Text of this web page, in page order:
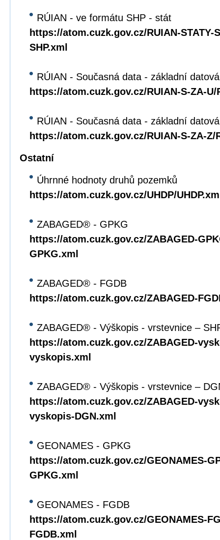
RÚIAN - ve formátu SHP - stát
https://atom.cuzk.gov.cz/RUIAN-STATY-
SHP.xml
RÚIAN - Současná data - základní
https://atom.cuzk.gov.cz/RUIAN-S-ZA-U/
RÚIAN - Současná data - základní
https://atom.cuzk.gov.cz/RUIAN-S-ZA-Z/
Ostatní
Úhrnné hodnoty druhů pozemků
https://atom.cuzk.gov.cz/UHDP/
ZABAGED® - GPKG
https://atom.cuzk.gov.cz/ZABAGED-
GPKG.xml
ZABAGED® - FGDB
https://atom.cuzk.gov.cz/ZABAGED-
ZABAGED® - Výškopis - vrstevnice –
https://atom.cuzk.gov.cz/ZABAGED-
vyskopis.xml
ZABAGED® - Výškopis - vrstevnice –
https://atom.cuzk.gov.cz/ZABAGED-
vyskopis-DGN.xml
GEONAMES - GPKG
https://atom.cuzk.gov.cz/GEONAMES-
GPKG.xml
GEONAMES - FGDB
https://atom.cuzk.gov.cz/GEONAMES-
FGDB.xml